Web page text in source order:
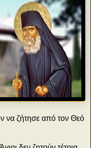
να ζήτησε από τον Θεό